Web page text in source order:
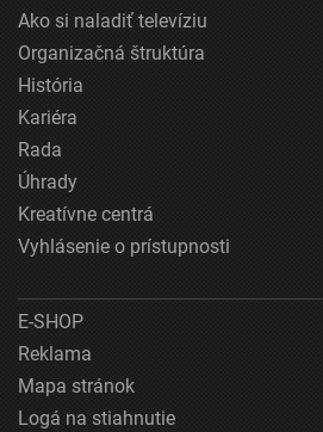
Ako si naladiť televíziu
Organizačná štruktúra
História
Kariéra
Rada
Úhrady
Kreatívne centrá
Vyhlásenie o prístupnosti
E-SHOP
Reklama
Mapa stránok
Logá na stiahnutie